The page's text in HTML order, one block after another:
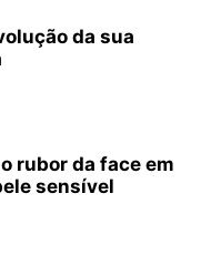
da sua
rubor da face em
sensível